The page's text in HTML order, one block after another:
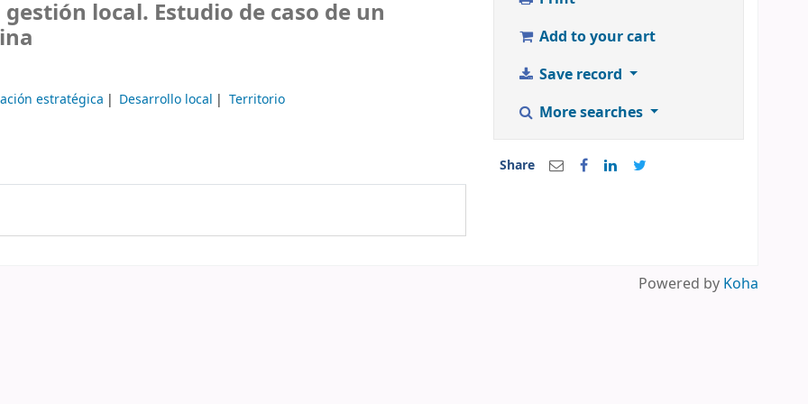
local. Estudio de caso de un
estratégica Desarrollo local Territorio
Add to your cart
Save record
More searches
Share
Powered by Koha